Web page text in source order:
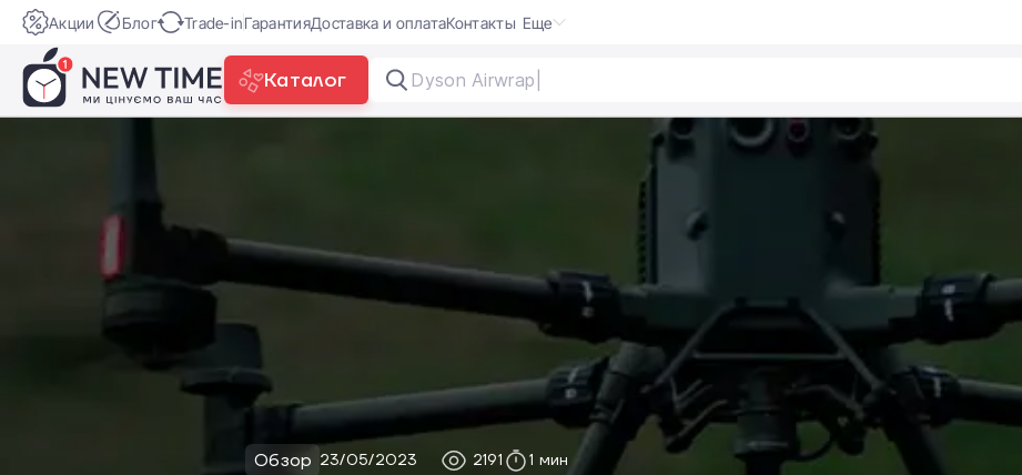
Акции Блог Trade-inГарантияДоставка и оплатаКонтакты Еще
Каталог Dyson Airwrap
Обзор 23/05/2023 2191 1 мин